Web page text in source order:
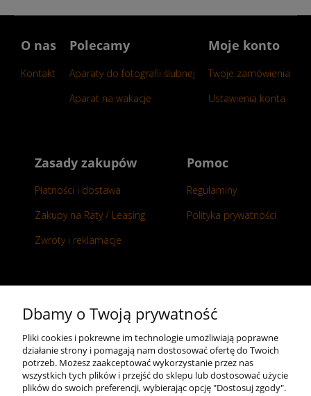
O nas
Kontakt
Polecamy
Aparaty do fotografii ślubnej
Aparat na wakacje
Moje konto
Twoje zamówienia
Ustawienia konta
Zasady zakupów
Płatności i dostawa
Zakupy na Raty / Leasing
Zwroty i reklamacje
Pomoc
Regulaminy
Polityka prywatności
Kontakt
+48 696 50 70 20
sklep@notopstryk.pl
Dbamy o Twoją prywatność
Pliki cookies i pokrewne im technologie umożliwiają poprawne
działanie strony i pomagają nam dostosować ofertę do Twoich
potrzeb. Możesz zaakceptować wykorzystanie przez nas
wszystkich tych plików i przejść do sklepu lub dostosować użycie
plików do swoich preferencji, wybierając opcję "Dostosuj zgody".